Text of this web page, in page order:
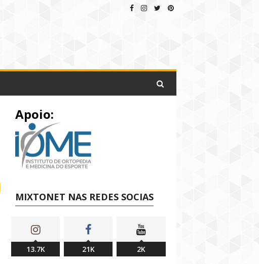
Apoio:
MIXTONET NAS REDES SOCIAS
13.7K 21K 2K